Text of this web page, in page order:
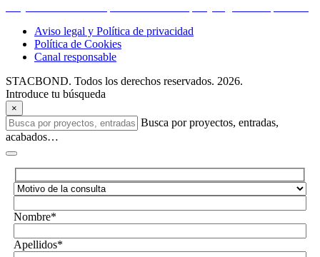
Aviso legal y Política de privacidad
Política de Cookies
Canal responsable
STACBOND. Todos los derechos reservados. 2026.
Introduce tu búsqueda
×
Busca por proyectos, entradas,
acabados…
Nombre*
Apellidos*